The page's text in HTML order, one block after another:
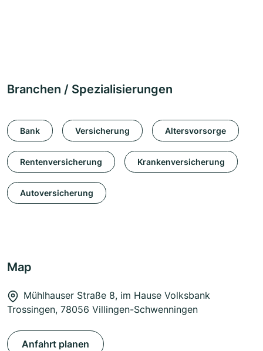
Branchen / Spezialisierungen
Bank Versicherung Altersvorsorge
Rentenversicherung Krankenversicherung
Autoversicherung
Map
Mühlhauser Straße 8, im Hause Volksbank
Trossingen, 78056 Villingen-Schwenningen
Anfahrt planen